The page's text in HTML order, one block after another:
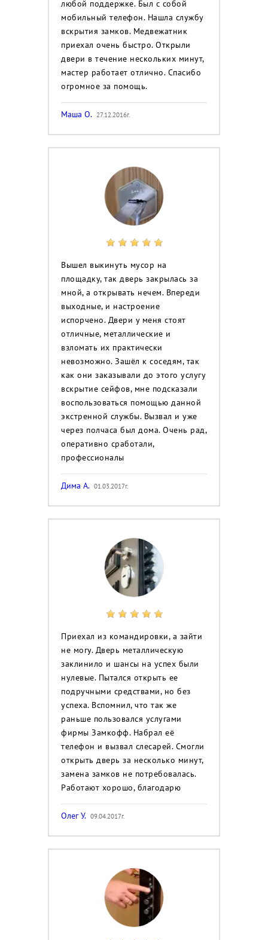
любой поддержке. Был с собой
мобильный телефон. Нашла службу
вскрытия замков. Медвежатник
приехал очень быстро. Открыли
двери в течение нескольких минут,
мастер работает отлично. Спасибо
огромное за помощь.
Маша О. 27.12.2016г.
Вышел выкинуть мусор на
площадку, так дверь закрылась за
мной, а открывать нечем. Впереди
выходные, и настроение
испорчено. Двери у меня стоят
отличные, металлические и
взломать их практически
невозможно. Зашёл к соседям, так
как они заказывали до этого услугу
вскрытие сейфов, мне подсказали
воспользоваться помощью данной
экстренной службы. Вызвал и уже
через полчаса был дома. Очень рад,
оперативно сработали,
профессионалы
Дима А. 01.03.2017г.
Приехал из командировки, а зайти
не могу. Дверь металлическую
заклинило и шансы на успех были
нулевые. Пытался открыть ее
подручными средствами, но без
успеха. Вспомнил, что так же
раньше пользовался услугами
фирмы Замкофф. Набрал её
телефон и вызвал слесарей. Смогли
открыть дверь за несколько минут,
замена замков не потребовалась.
Работают хорошо, благодарю
Олег У. 09.04.2017г.